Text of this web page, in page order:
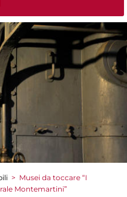
> Musei da toccare “I
Montemartini”